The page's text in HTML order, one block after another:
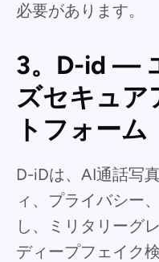
必要があります。
3。D-id —
ズセキュア
トフォーム
D-iDは、AI通話写
ィ、プライバシー
し、ミリタリーグ
ディープフェイク